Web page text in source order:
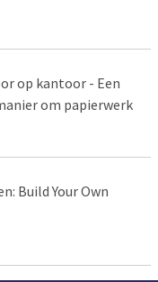
op kantoor - Een
om papierwerk
Build Your Own